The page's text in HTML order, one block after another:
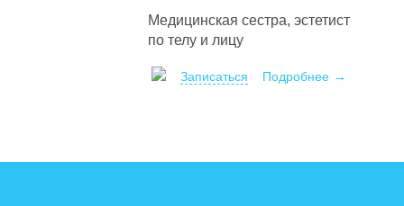
Медицинская сестра, эстетист
по телу и лицу
Записаться Подробнее